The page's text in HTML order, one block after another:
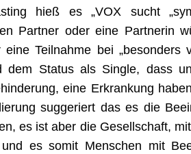
hieß es „VOX sucht
Partner oder eine Partnerin
Teilnahme bei „besonders
dem Status als Single, dass
eine Erkrankung
suggeriert das es die
es ist aber die Gesellschaft,
es somit Menschen mit